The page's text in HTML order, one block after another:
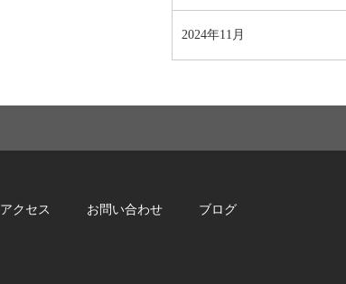
2024年11月
アクセス お問い合わせ ブログ